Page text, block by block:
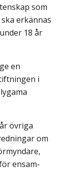
som
erkännas
18 år
en
i
övriga
om
ensam­